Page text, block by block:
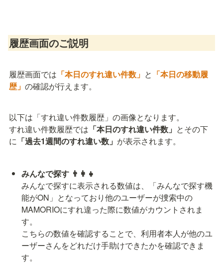
履歴画面のご説明
履歴画面では 「本日のすれ違い件数」 と 「本日の移動履
歴」 の確認が行えます。
以下は「すれ違い件数履歴」の画像となります。
すれ違い件数履歴では 「本日のすれ違い件数」 とその下
に 「過去1週間のすれ違い数」 が表示されます。
みんなで探す 👨‍👩‍👧
みんなで探すに表示される数値は、「みんなで探す機
能がON」となっており他のユーザーが捜索中の
MAMORIOにすれ違った際に数値がカウントされま
す。
こちらの数値を確認することで、利用者本人が他のユ
ーザーさんをどれだけ手助けできたかを確認できま
す。